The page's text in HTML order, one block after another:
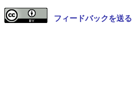
フィードバックを送る